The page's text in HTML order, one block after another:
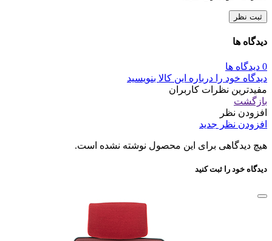
ثبت نظر
دیدگاه ها
0 دیدگاه ها
دیدگاه خود را درباره این کالا بنویسید
مفیدترین نظرات کاربران
بازگشت
افزودن نظر
افزودن نظر جدید
هیچ دیدگاهی برای این محصول نوشته نشده است.
دیدگاه خود را ثبت کنید